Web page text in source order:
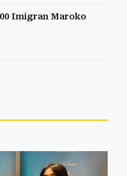
Imigran Maroko